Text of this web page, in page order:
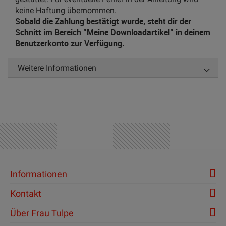
keine Haftung übernommen.
Sobald die Zahlung bestätigt wurde, steht dir der
Schnitt im Bereich "Meine Downloadartikel" in deinem
Benutzerkonto zur Verfügung.
Weitere Informationen
Informationen
Kontakt
Über Frau Tulpe